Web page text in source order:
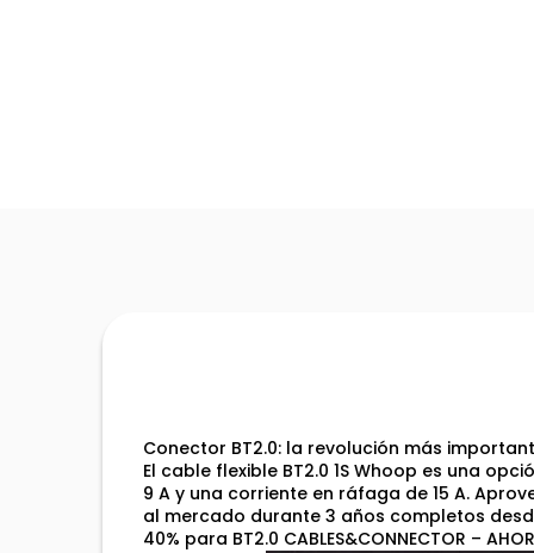
Conector BT2.0: la revolución más
El cable flexible BT2.0 1S Whoop es una
9 A y una corriente en ráfaga de 15 A.
al mercado durante 3 años completos
40% para BT2.0 CABLES&CONNECTOR –